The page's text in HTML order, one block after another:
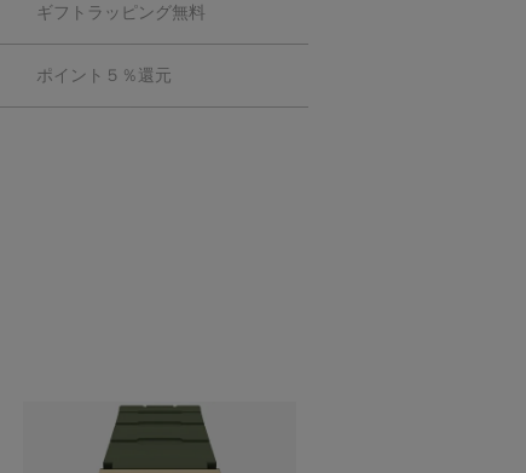
ギフトラッピング無料
ポイント５％還元